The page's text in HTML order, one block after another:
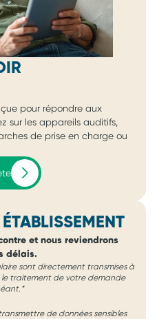
pour répondre aux
sur les appareils auditifs,
de prise en charge ou
et nous reviendrons
délais.
sont directement transmises à
traitement de votre demande
de données sensibles